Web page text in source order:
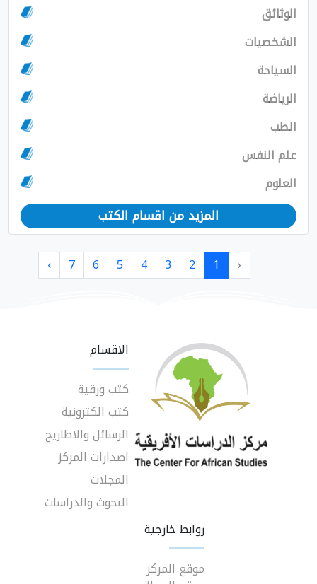
الوثائق
الشخصيات
السياحة
الرياضة
الطب
علم النفس
العلوم
المزيد من اقسام الكتب
‹
1
2
3
4
5
6
7
›
الاقسام
كتب ورقية
كتب الكترونية
الرسائل والاطاريح
اصدارات المركز
المجلات
البحوث والدراسات
روابط خارجية
موقع المركز